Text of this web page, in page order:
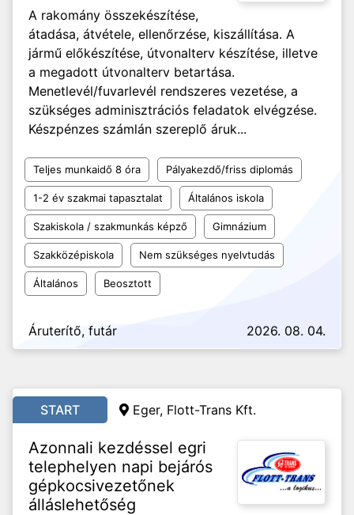
A rakomány összekészítése,
átadása, átvétele, ellenőrzése, kiszállítása. A
jármű előkészítése, útvonalterv készítése, illetve
a megadott útvonalterv betartása.
Menetlevél/fuvarlevél rendszeres vezetése, a
szükséges adminisztrációs feladatok elvégzése.
Készpénzes számlán szereplő áruk...
Teljes munkaidő 8 óra Pályakezdő/friss diplomás
1-2 év szakmai tapasztalat Általános iskola
Szakiskola / szakmunkás képző Gimnázium
Szakközépiskola Nem szükséges nyelvtudás
Általános Beosztott
Áruterítő, futár 2026. 08. 04.
START Eger, Flott-Trans Kft.
Azonnali kezdéssel egri
telephelyen napi bejárós
gépkocsivezetőnek
álláslehetőség